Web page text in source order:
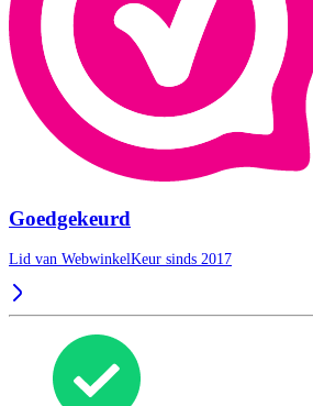
Goedgekeurd
Lid van WebwinkelKeur sinds 2017